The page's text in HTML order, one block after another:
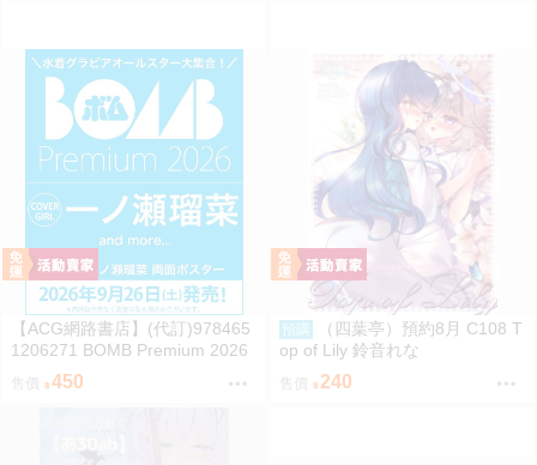
【ACG網路書店】(代訂)978465
1206271 BOMB Premium 2026
封面:一ノ瀬瑠菜 附:雙面海報
售價 450
預購
（四葉亭）預約8月 C108 T
op of Lily 鈴音れな
售價 240